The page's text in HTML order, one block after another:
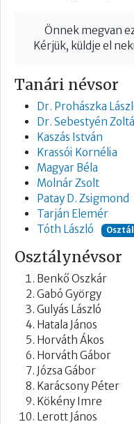
Önnek megvan
Kérjük, küldje el
Tanári névsor
Dr. Prohászka
Dr. Sebestyén
Kaszás István
Krassói Kornélia
Magyar Béla
Molnár Zsolt
Patay D. Zsigmond
Tarján Elemér
Tóth László
Osztálynévsor
Benkő Oszkár
Gabó György
Gulyás László
Hatala János
Horváth Ákos
Horváth Gábor
Józsa Gábor
Karácsony Péter
Kökény Imre
Lerott János